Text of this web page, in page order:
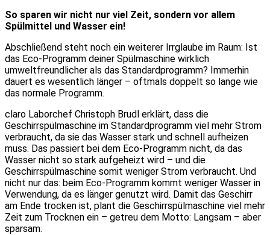
So sparen wir nicht nur viel Zeit, sondern vor allem
Spülmittel und Wasser ein!
Abschließend steht noch ein weiterer Irrglaube im Raum: Ist
das Eco-Programm deiner Spülmaschine wirklich
umweltfreundlicher als das Standardprogramm? Immerhin
dauert es wesentlich länger – oftmals doppelt so lange wie
das normale Programm.
claro Laborchef Christoph Brudl erklärt, dass die
Geschirrspülmaschine im Standardprogramm viel mehr Strom
verbraucht, da sie das Wasser stark und schnell aufheizen
muss. Das passiert bei dem Eco-Programm nicht, da das
Wasser nicht so stark aufgeheizt wird – und die
Geschirrspülmaschine somit weniger Strom verbraucht. Und
nicht nur das: beim Eco-Programm kommt weniger Wasser in
Verwendung, da es länger genutzt wird. Damit das Geschirr
am Ende trocken ist, plant die Geschirrspülmaschine viel mehr
Zeit zum Trocknen ein – getreu dem Motto: Langsam – aber
sparsam.